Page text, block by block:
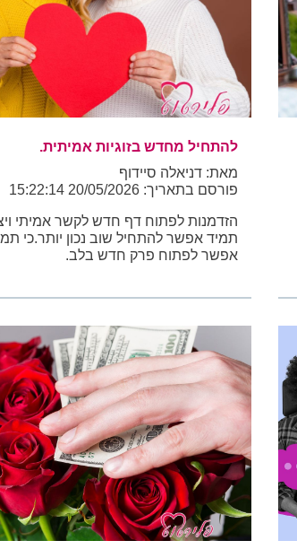
להתחיל מחדש בזוגיות אמיתית.
מאת: דניאלה סיידוף
פורסם בתאריך: 20/05/2026 15:22:14
הזדמנות לפתוח דף חדש לקשר אמיתי
תמיד אפשר להתחיל שוב נכון יותר.כי
אפשר לפתוח פרק חדש בלב.